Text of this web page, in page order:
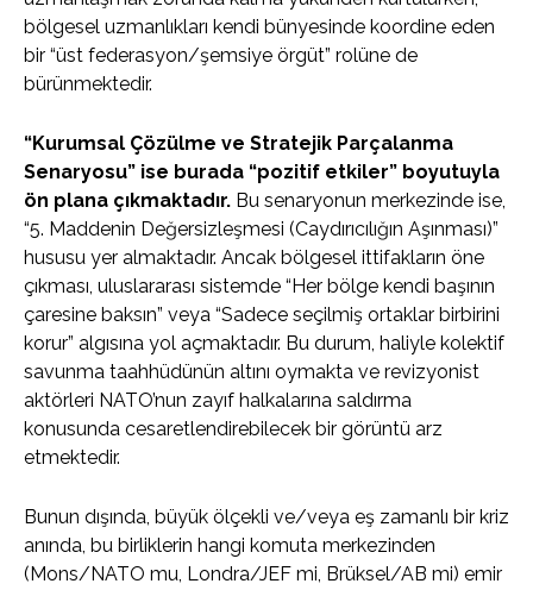
bölgesel uzmanlıkları kendi bünyesinde koordine eden
bir “üst federasyon/şemsiye örgüt” rolüne de
bürünmektedir.
“Kurumsal Çözülme ve Stratejik Parçalanma
Senaryosu” ise burada “pozitif etkiler” boyutuyla
ön plana çıkmaktadır. Bu senaryonun merkezinde ise,
“5. Maddenin Değersizleşmesi (Caydırıcılığın Aşınması)”
hususu yer almaktadır. Ancak bölgesel ittifakların öne
çıkması, uluslararası sistemde “Her bölge kendi başının
çaresine baksın” veya “Sadece seçilmiş ortaklar birbirini
korur” algısına yol açmaktadır. Bu durum, haliyle kolektif
savunma taahhüdünün altını oymakta ve revizyonist
aktörleri NATO’nun zayıf halkalarına saldırma
konusunda cesaretlendirebilecek bir görüntü arz
etmektedir.
Bunun dışında, büyük ölçekli ve/veya eş zamanlı bir kriz
anında, bu birliklerin hangi komuta merkezinden
(Mons/NATO mu, Londra/JEF mi, Brüksel/AB mi) emir